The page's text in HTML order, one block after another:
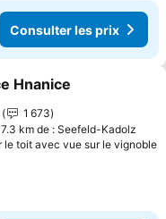
Consulter les prix
à mes favoris
Hnanice
1 673
km de : Seefeld-Kadolz
le toit avec vue sur le vignoble